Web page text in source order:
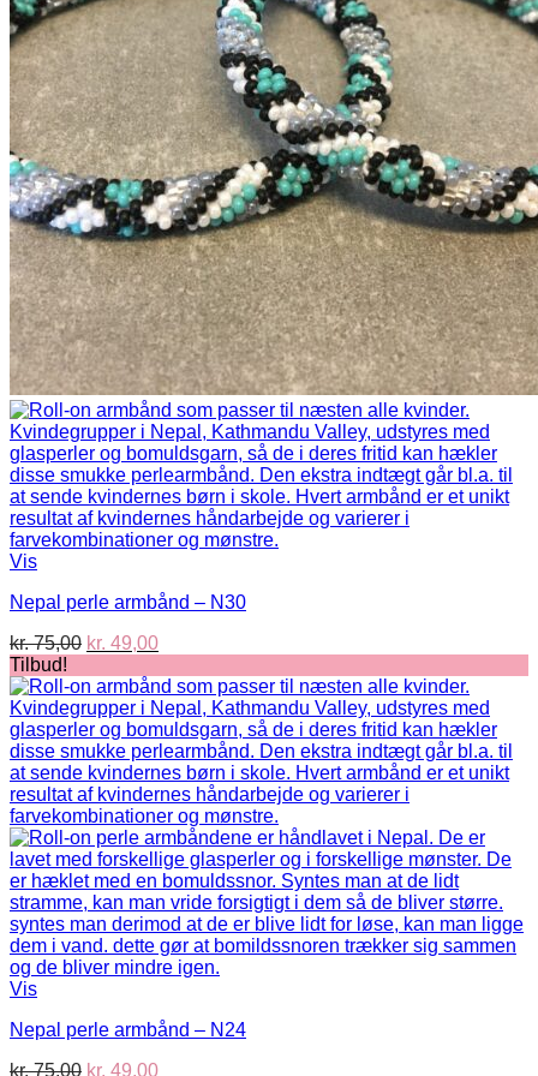
Vis
Nepal perle armbånd – N30
kr.75,00 Den
pris
var:
kr. 75,00.
kr. 49,00Den
pris
er:
kr. 49,00.
Tilbud!
Vis
Nepal perle armbånd – N24
kr.75,00 Den
kr. 49,00Den